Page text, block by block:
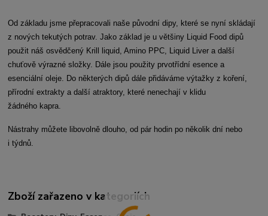
Od základu jsme přepracovali naše původní dipy, které se nyní skládají
z nových tekutých potrav. Jako základ je u většiny Liquid Food dipů
použit náš osvědčený Krill liquid, Amino PPC, Liquid Liver a další
chuťově výrazné složky. Dále jsou použity prvotřídní esence a
esenciální oleje. Do některých dipů dále přidáváme výtažky z koření,
přírodní extrakty a další atraktory, které nenechají v klidu
žádného kapra.
Nástrahy můžete libovolně dlouho, od pár hodin po několik dní nebo
i týdnů.
Zboží zařazeno v kategoriích